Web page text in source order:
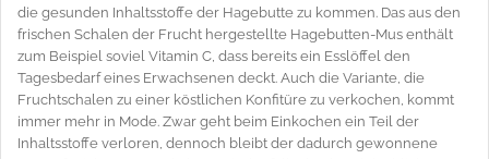
die gesunden Inhaltsstoffe der Hagebutte zu kommen. Das aus den
frischen Schalen der Frucht hergestellte Hagebutten-Mus enthält
zum Beispiel soviel Vitamin C, dass bereits ein Esslöffel den
Tagesbedarf eines Erwachsenen deckt. Auch die Variante, die
Fruchtschalen zu einer köstlichen Konfitüre zu verkochen, kommt
immer mehr in Mode. Zwar geht beim Einkochen ein Teil der
Inhaltsstoffe verloren, dennoch bleibt der dadurch gewonnene